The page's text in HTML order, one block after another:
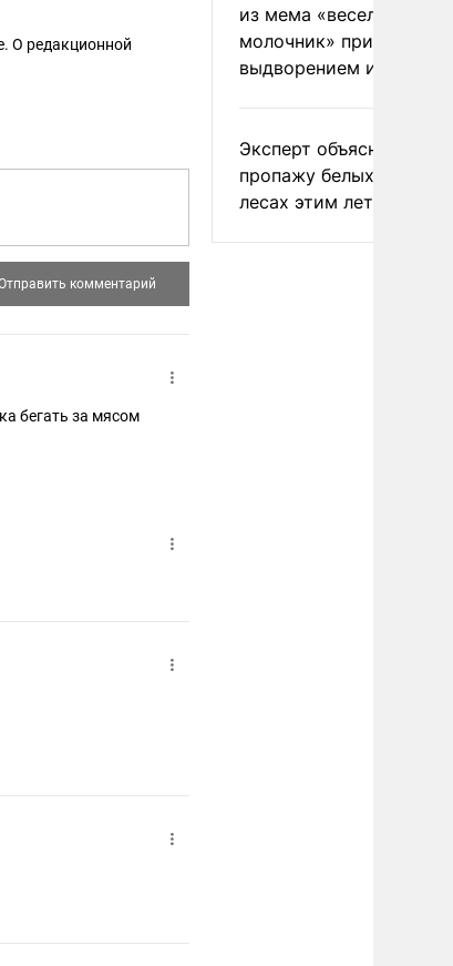
О редакционной
бегать за мясом
из мема «веселый
молочник» пригрозили
выдворением из
Эксперт объяснил
пропажу белых грибов
лесах этим летом